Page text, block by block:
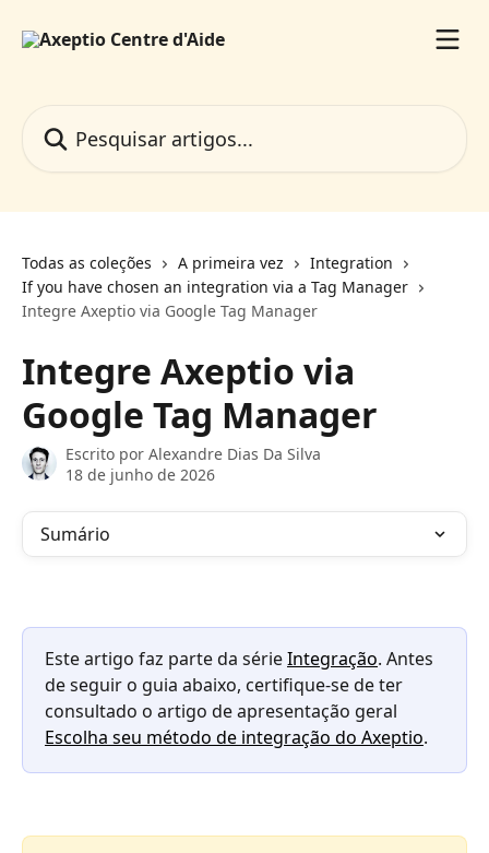
Todas as coleções A primeira vez
Integration
If you have chosen an integration via a Tag Manager
Integre Axeptio via Google Tag Manager
Integre Axeptio via
Google Tag Manager
Escrito por Alexandre Dias Da Silva
18 de junho de 2026
Sumário
Este artigo faz parte da série Integração. Antes
de seguir o guia abaixo, certifique-se de ter
consultado o artigo de apresentação geral
Escolha seu método de integração do Axeptio.